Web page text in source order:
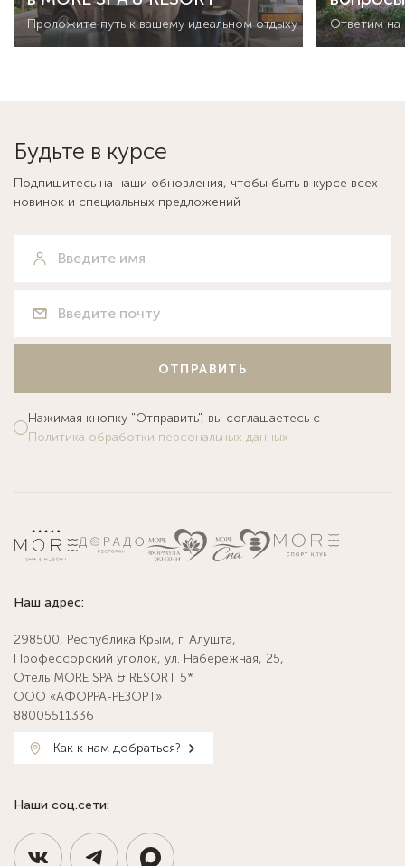
Проложите путь к вашему идеальном отдыху Ответим на
Будьте в курсе
Подпишитесь на наши обновления, чтобы быть в курсе всех
новинок и специальных предложений
ОТПРАВИТЬ
Нажимая кнопку "Отправить", вы соглашаетесь с
Политика обработки персональных данных
Наш адрес:
298500, Республика Крым, г. Алушта,
Профессорский уголок, ул. Набережная, 25,
Отель MORE SPA & RESORT 5*
ООО «АФОРРА-РЕЗОРТ»
88005511336
Как к нам добраться?
Наши соц.сети: